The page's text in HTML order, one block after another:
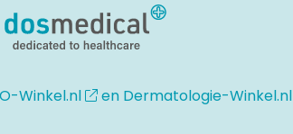
Winkel.nl en Dermatologie-Winkel.nl